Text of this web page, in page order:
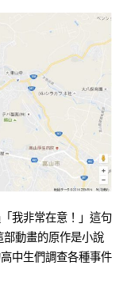
我非常在意！」這句
動畫的原作是小說
中生們調查各種事件